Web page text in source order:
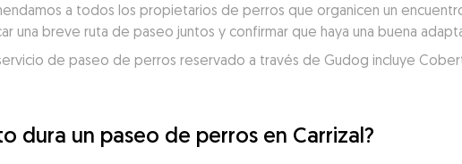
a todos los propietarios de perros que organicen un
una breve ruta de paseo juntos y confirmar que haya una buena
de paseo de perros reservado a través de Gudog incluye
dura un paseo de perros en Carrizal?